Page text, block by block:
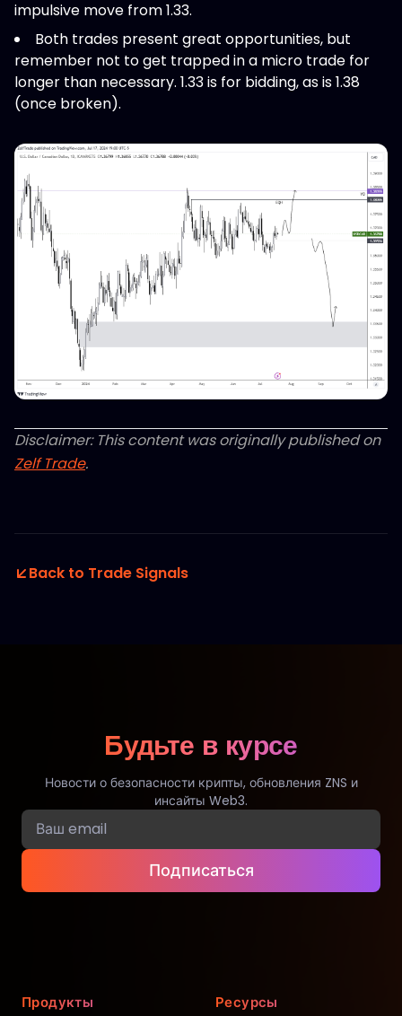
impulsive move from 1.33.
Both trades present great opportunities, but
remember not to get trapped in a micro trade for
longer than necessary. 1.33 is for bidding, as is 1.38
(once broken).
Disclaimer: This content was originally published on
Zelf Trade.
Back to Trade Signals
Будьте в курсе
Новости о безопасности крипты, обновления ZNS и
инсайты Web3.
Подписаться
Продукты Ресурсы